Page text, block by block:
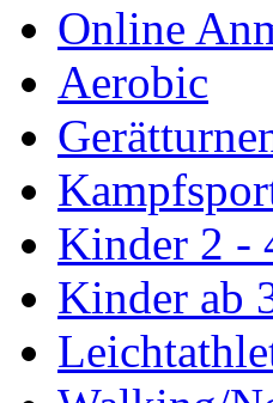
Online
Aerobic
Kinder 2 -
Kinder ab